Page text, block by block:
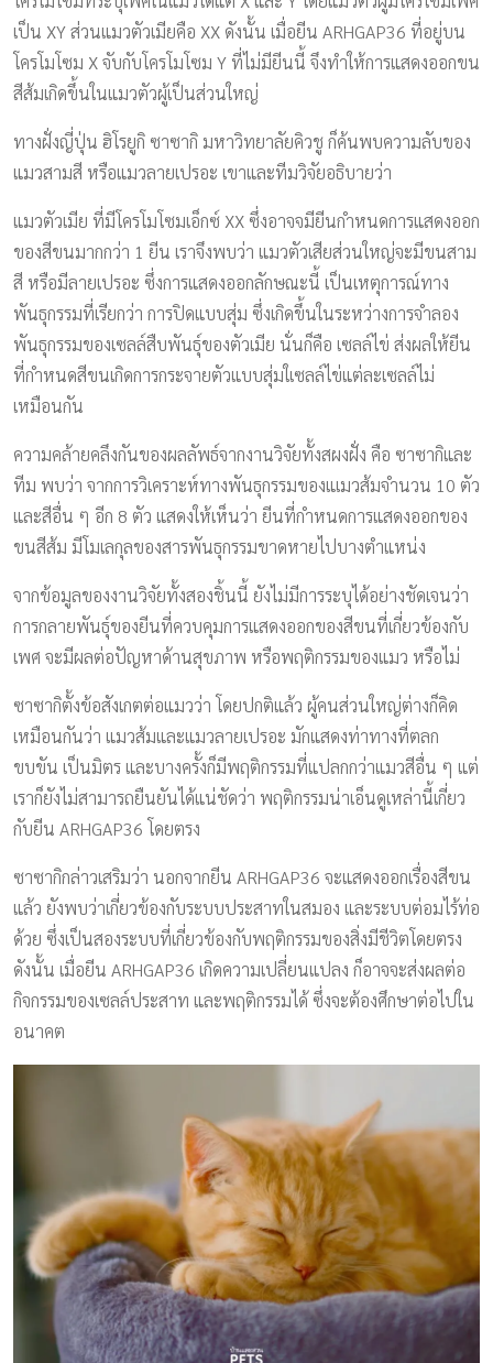
เป็น XY ส่วนแมวตัวเมียคือ XX ดังนั้น เมื่อยีน ARHGAP36 ที่อยู่บน
โครโมโซม X จับกับโครโมโซม Y ที่ไม่มียีนนี้ จึงทำให้การแสดงออกขน
สีส้มเกิดขึ้นในแมวตัวผู้เป็นส่วนใหญ่
ทางฝั่งญี่ปุ่น ฮิโรยูกิ ซาซากิ มหาวิทยาลัยคิวชู ก็ค้นพบความลับของ
แมวสามสี หรือแมวลายเปรอะ เขาและทีมวิจัยอธิบายว่า
แมวตัวเมีย ที่มีโครโมโซมเอ็กซ์ XX ซึ่งอาจจมียีนกำหนดการแสดงออก
ของสีขนมากกว่า 1 ยีน เราจึงพบว่า แมวตัวเสียส่วนใหญ่จะมีขนสาม
สี หรือมีลายเปรอะ ซึ่งการแสดงออกลักษณะนี้ เป็นเหตุการณ์ทาง
พันธุกรรมที่เรียกว่า การปิดแบบสุ่ม ซึ่งเกิดขึ้นในระหว่างการจำลอง
พันธุกรรมของเซลล์สืบพันธุ์ของตัวเมีย นั่นก็คือ เซลล์ไข่ ส่งผลให้ยีน
ที่กำหนดสีขนเกิดการกระจายตัวแบบสุ่มใเซลล์ไข่แต่ละเซลล์ไม่
เหมือนกัน
ความคล้ายคลึงกันของผลลัพธ์จากงานวิจัยทั้งสผงฝั่ง คือ ซาซากิและ
ทีม พบว่า จากการวิเคราะห์ทางพันธุกรรมของแเมวส้มจำนวน 10 ตัว
และสีอื่น ๆ อีก 8 ตัว แสดงให้เห็นว่า ยีนที่กำหนดการแสดงออกของ
ขนสีส้ม มีโมเลกุลของสารพันธุกรรมขาดหายไปบางตำแหน่ง
จากข้อมูลของงานวิจัยทั้งสองชิ้นนี้ ยังไม่มีการระบุได้อย่างชัดเจนว่า
การกลายพันธุ์ของยีนที่ควบคุมการแสดงออกของสีขนที่เกี่ยวข้องกับ
เพศ จะมีผลต่อปัญหาด้านสุขภาพ หรือพฤติกรรมของแมว หรือไม่
ซาซากิตั้งข้อสังเกตต่อแมวว่า โดยปกติแล้ว ผู้คนส่วนใหญ่ต่างก็คิด
เหมือนกันว่า แมวส้มและแมวลายเปรอะ มักแสดงท่าทางที่ตลก
ขบขัน เป็นมิตร และบางครั้งก็มีพฤติกรรมที่แปลกกว่าแมวสีอื่น ๆ แต่
เราก็ยังไม่สามารถยืนยันได้แน่ชัดว่า พฤติกรรมน่าเอ็นดูเหล่านี้เกี่ยว
กับยีน ARHGAP36 โดยตรง
ซาซากิกล่าวเสริมว่า นอกจากยีน ARHGAP36 จะแสดงออกเรื่องสีขน
แล้ว ยังพบว่าเกี่ยวข้องกับระบบประสาทในสมอง และระบบต่อมไร้ท่อ
ด้วย ซึ่งเป็นสองระบบที่เกี่ยวข้องกับพฤติกรรมของสิ่งมีชีวิตโดยตรง
ดังนั้น เมื่อยีน ARHGAP36 เกิดความเปลี่ยนแปลง ก็อาจจะส่งผลต่อ
กิจกรรมของเซลล์ประสาท และพฤติกรรมได้ ซึ่งจะต้องศึกษาต่อไปใน
อนาคต